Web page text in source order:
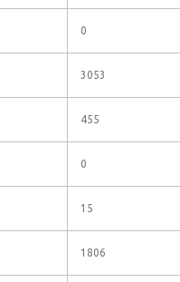
0
3053
455
0
15
1806